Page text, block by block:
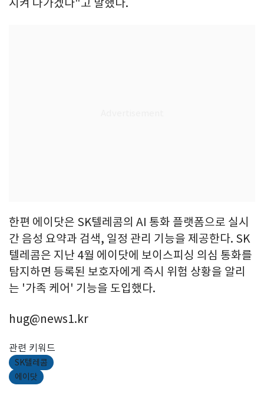
시켜 나가겠다"고 말했다.
한편 에이닷은 SK텔레콤의 AI 통화 플랫폼으로 실시
간 음성 요약과 검색, 일정 관리 기능을 제공한다. SK
텔레콤은 지난 4월 에이닷에 보이스피싱 의심 통화를
탐지하면 등록된 보호자에게 즉시 위험 상황을 알리
는 '가족 케어' 기능을 도입했다.
hug@news1.kr
관련 키워드
SK텔레콤
에이닷